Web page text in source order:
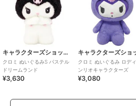
キャラクターズショップ ラフラフ
クロミ ぬいぐるみS パステル
ドリームランド
¥3,630
クロミ ぬいぐるみ ロデ
ンリオキャラクターズ
¥3,080